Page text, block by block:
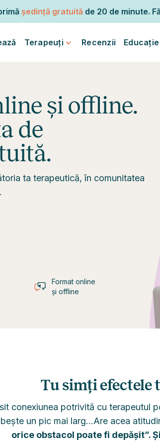
ședință gratuită de 20 de minute.
Terapeuți Recenzii Educație
și offline.
de
ta terapeutică, în comunitatea
Format online
și offline
Tu simți efectele
conexiunea potrivită cu terapeutul
un pic mai larg...Are acea
orice obstacol poate fi depășit”.